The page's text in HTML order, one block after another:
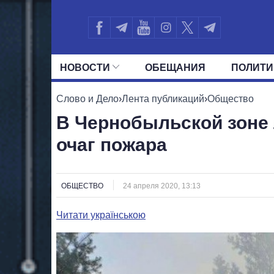
НОВОСТИ ОБЕЩАНИЯ
ВСЕ ПОЛИТИКИ ПРЕЗИДЕНТ И
Слово и Дело›Лента публикаций›Общество
В Чернобыльской
очаг пожара
ОБЩЕСТВО 24 апреля 2020, 13:13
Читати українською